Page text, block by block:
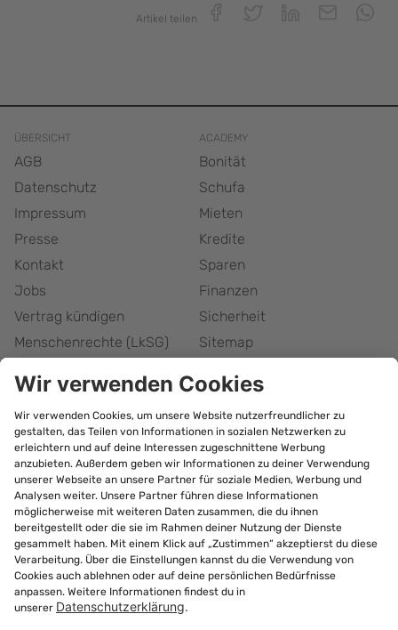
Artikel teilen
ÜBERSICHT
AGB
Datenschutz
Impressum
Presse
Kontakt
Jobs
Vertrag kündigen
Menschenrechte (LkSG)
Barrierefreiheitserklärung
Cookie-Einstellungen
bonify Abonnement
kündigen
ACADEMY
Bonität
Schufa
Mieten
Kredite
Sparen
Finanzen
Sicherheit
Sitemap
© 2026Forteil GmbH
Alle Rechte vorbehalten